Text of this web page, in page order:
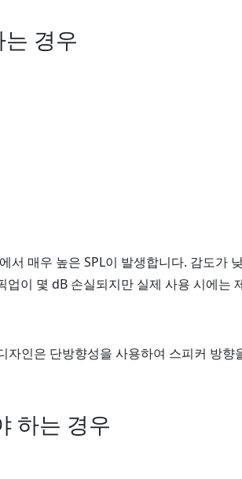
경우
서 매우 높은 SPL이 발생합니다. 감도가
이 몇 dB 손실되지만 실제 사용 시에는
자인은 단방향성을 사용하여 스피커 방향
하는 경우